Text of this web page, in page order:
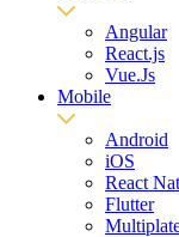
Angular
React.js
Vue.Js
Mobile
Android
iOS
React
Flutter